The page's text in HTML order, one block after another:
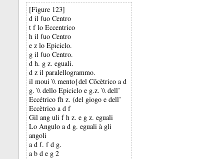
[Figure 123]
d il ſuo Centro
t f lo Eccentrico
h il ſuo Centro
e z lo Epiciclo.
g il ſuo Centro.
d h. g z. eguali.
d z il paralellogrammo.
il moui \\ mento{del Cõcètrico a d
g. \\ dello Epiciclo e g.z. \\ dell’
Eccétrico fh z. (del giogo e dell’
Eccètrico a d f
Gil ang uli f h z. e g z. eguali
Lo Angulo a d g. eguali à gli
angoli
a d ſ. ſ d g.
a b d e g 2